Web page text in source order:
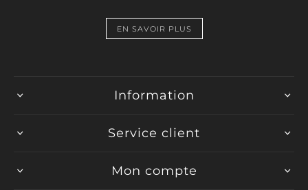
EN SAVOIR PLUS
Information
Service client
Mon compte